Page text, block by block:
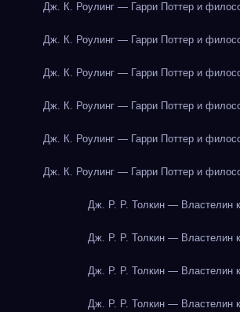
Дж. К. Роулинг — Гарри Поттер и
Дж. К. Роулинг — Гарри Поттер и
Дж. К. Роулинг — Гарри Поттер и
Дж. К. Роулинг — Гарри Поттер и
Дж. К. Роулинг — Гарри Поттер и
Дж. К. Роулинг — Гарри Поттер и
Дж. Р. Р. Толкин — Властелин
Дж. Р. Р. Толкин — Властелин
Дж. Р. Р. Толкин — Властелин
Дж. Р. Р. Толкин — Властелин